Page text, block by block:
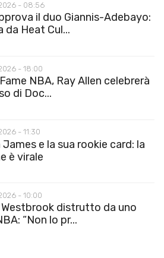
- 08:56
il duo Giannis-Adebayo:
da Heat Cul...
- 18:00
NBA, Ray Allen celebrerà
di Doc...
- 11:30
e la sua rookie card: la
è virale
- 10:00
Westbrook distrutto da uno
“Non lo pr...